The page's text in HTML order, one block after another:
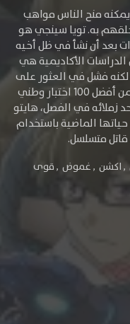
منح الناس مواهب
به. تويا سينجي هو
بعد أن نشأ في ظل أخيه
الأكاديمية هي
لكنه فشل في العثور على
الرضا على الرغم من وضعه باستمرار ضمن أفضل 100 اختبار وطني
زملائه في الفصل، هايتو
الماضية باستخدام
قاتل متسلسل.
,اكشن ,غموض ,قوى